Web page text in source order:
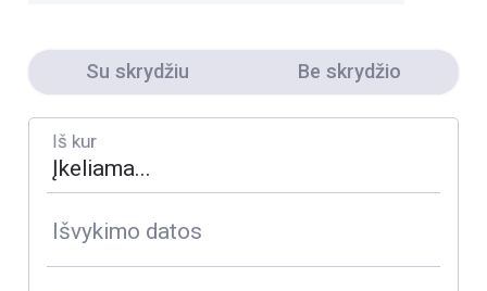
Su skrydžiu Be skrydžio
Iš kur
Išvykimo datos